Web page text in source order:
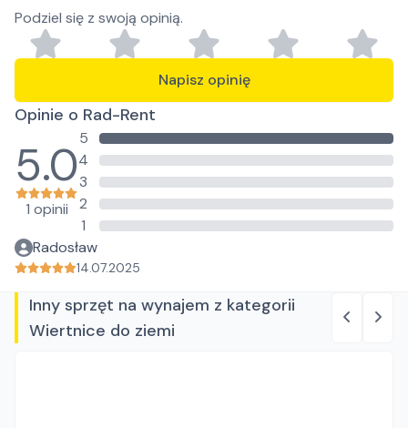
Podziel się z swoją opinią.
Napisz opinię
Opinie o Rad-Rent
5.0
1 opinii
5
4
3
2
1
Radosław
14.07.2025
Inny sprzęt na wynajem z kategorii
Wiertnice do ziemi